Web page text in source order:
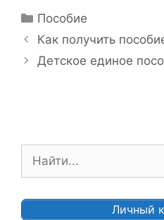
Р
у
р
Пособие
Н
а
ц
я
з
а
Как получить
Детское единое
с
Личный